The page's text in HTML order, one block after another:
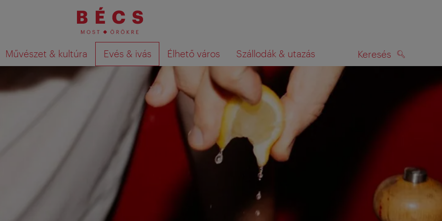
Művészet & kultúra Evés & ivás Élhető város Szállodák & utazás Keresés
Keresési találatok megjelenítése a térképen KERESÉS
élményt!
érdekében. Majd utazását követően e-mailben meghívjuk Önt, hogy ossza meg velünk az utazással